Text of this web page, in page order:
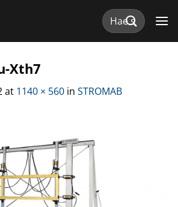
Etsi:
Xth7
at 1140 × 560 in STROMAB